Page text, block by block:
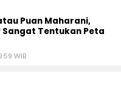
Puan Maharani,
Sangat Tentukan Peta
WIB